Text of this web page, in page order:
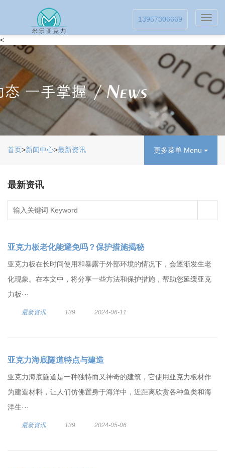
<
13957306669
更多菜单 Menu
首页>新闻中心>最新资讯
最新资讯
亚克力板老化能避免吗？保护措施揭秘
亚克力板在长时间使用和暴露于外部环境的情况下，会逐渐发生老
化现象。在本文中，将分享一些方法和保护措施，帮助您延缓亚克
力板···
最新资讯 139 2024-06-11
亚克力海底隧道特点与建造
亚克力海底隧道是一种独特而又神奇的建筑，它使用亚克力板材作
为建造材料，让人们仿佛置身于海洋中，近距离欣赏各种鱼类和海
洋生···
最新资讯 139 2024-05-06